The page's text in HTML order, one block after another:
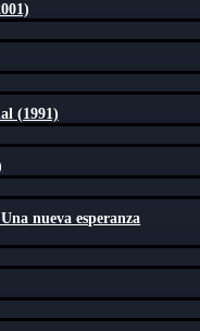
(1991)
nueva esperanza